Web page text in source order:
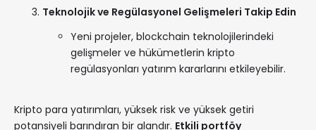
Teknolojik ve Regülasyonel Gelişmeleri Takip Edin
Yeni projeler, blockchain teknolojilerindeki
gelişmeler ve hükümetlerin kripto
regülasyonları yatırım kararlarını etkileyebilir.
Kripto para yatırımları, yüksek risk ve yüksek getiri
potansiyeli barındıran bir alandır. Etkili portföy